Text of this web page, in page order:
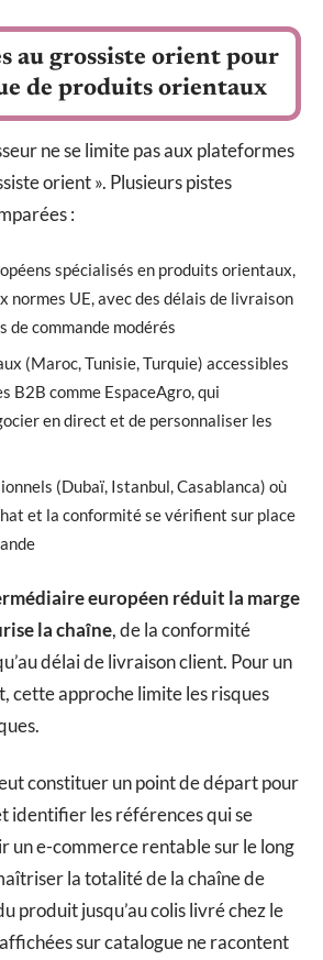
au grossiste orient pour
de produits orientaux
ne se limite pas aux plateformes
orient ». Plusieurs pistes
:
spécialisés en produits orientaux,
normes UE, avec des délais de livraison
de commande modérés
(Maroc, Tunisie, Turquie) accessibles
B2B comme EspaceAgro, qui
en direct et de personnaliser les
(Dubaï, Istanbul, Casablanca) où
et la conformité se vérifient sur place
européen réduit la marge
la chaîne, de la conformité
délai de livraison client. Pour un
cette approche limite les risques
constituer un point de départ pour
identifier les références qui se
un e-commerce rentable sur le long
la totalité de la chaîne de
produit jusqu’au colis livré chez le
sur catalogue ne racontent